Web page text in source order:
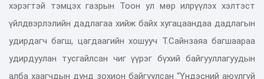
хэрэгтэй тэмцэх газрын Тоон ул мөр илрүүлэх хэлтэст
үйлдвэрлэлийн дадлагаа хийж байх хугацаандаа дадлагын
удирдагч багш, цагдаагийн хошууч Т.Сайнзаяа багшаараа
удирдуулан тусгайлсан чиг үүрэг бүхий байгууллагуудын
алба хаагчдын дунд зохион байгуулсан “Үндэсний аюулгүй